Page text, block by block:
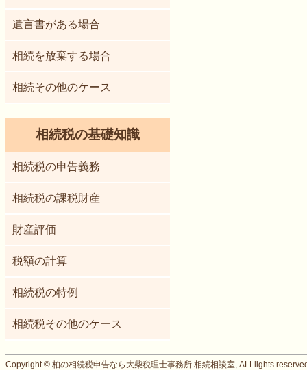
遺言書がある場合
相続を放棄する場合
相続その他のケース
相続税の基礎知識
相続税の申告義務
相続税の課税財産
財産評価
税額の計算
相続税の特例
相続税その他のケース
Copyright © 柏の相続税申告なら大柴税理士事務所 相続相談室, ALLlights